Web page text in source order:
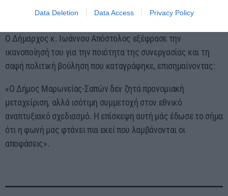
Data Deletion Data Access Privacy Policy
για την ανάπτυξη και την κοινωνική συνοχή.
Ο Δήμαρχος κ. Ιωάννου Απόστολος εξέφρασε την
ικανοποίησή του για την ποιότητα της συνεργασίας και τη
σαφή πολιτική βούληση που καταγράφηκε, επισημαίνοντας:
«Ο Δήμος Μαρωνείας-Σαπών δεν ζητά προνομιακή
μεταχείριση, αλλά ισότιμη συμμετοχή στον εθνικό
αναπτυξιακό σχεδιασμό. Η επίσκεψη αυτή μάς έδωσε το σήμα
ότι η φωνή μας φτάνει πια εκεί που λαμβάνονται οι
αποφάσεις».